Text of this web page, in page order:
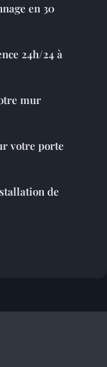
en 30
24h/24 à
mur
votre porte
de